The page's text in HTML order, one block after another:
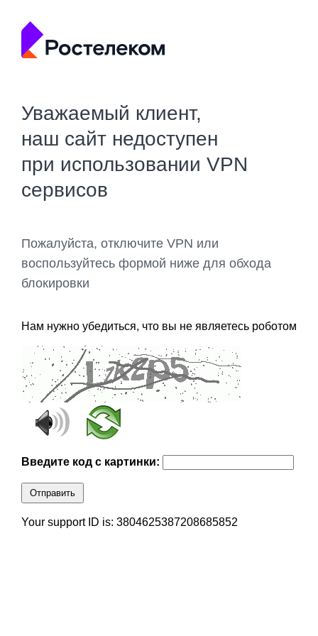
Уважаемый клиент,
наш сайт недоступен
при использовании VPN
сервисов
Пожалуйста, отключите VPN или
воспользуйтесь формой ниже для обхода
блокировки
Нам нужно убедиться, что вы не являетесь роботом
Введите код с картинки:
Отправить
Your support ID is: 3804625387208685852